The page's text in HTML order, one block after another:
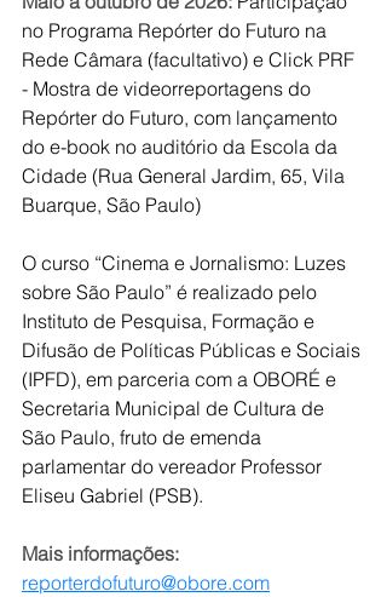
no Programa Repórter do Futuro na
Rede Câmara (facultativo) e Click PRF
- Mostra de videorreportagens do
Repórter do Futuro, com lançamento
do e-book no auditório da Escola da
Cidade (Rua General Jardim, 65, Vila
Buarque, São Paulo)
O curso “Cinema e Jornalismo: Luzes
sobre São Paulo” é realizado pelo
Instituto de Pesquisa, Formação e
Difusão de Políticas Públicas e Sociais
(IPFD), em parceria com a OBORÉ e
Secretaria Municipal de Cultura de
São Paulo, fruto de emenda
parlamentar do vereador Professor
Eliseu Gabriel (PSB).
Mais informações:
reporterdofuturo@obore.com